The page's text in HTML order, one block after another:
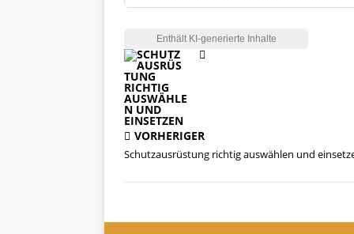
VORHERIGER
Schutzausrüstung richtig auswählen und